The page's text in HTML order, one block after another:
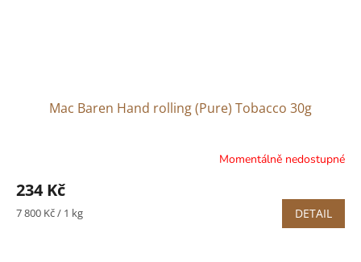
Mac Baren Hand rolling (Pure) Tobacco 30g
produktu
je
3,2
Momentálně nedostupné
234 Kč
Měrná
7 800 Kč / 1 kg DETAIL